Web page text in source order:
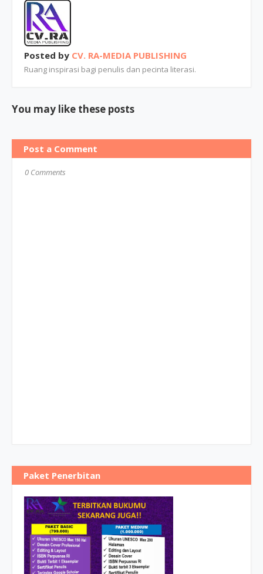
Posted by CV. RA-MEDIA PUBLISHING
Ruang inspirasi bagi penulis dan pecinta literasi.
You may like these posts
Post a Comment
0 Comments
Paket Penerbitan